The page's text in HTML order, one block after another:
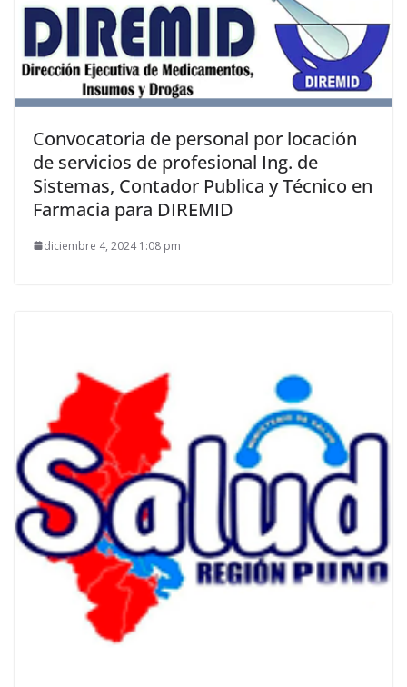
Convocatoria de personal por locación
de servicios de profesional Ing. de
Sistemas, Contador Publica y Técnico en
Farmacia para DIREMID
diciembre 4, 2024 1:08 pm